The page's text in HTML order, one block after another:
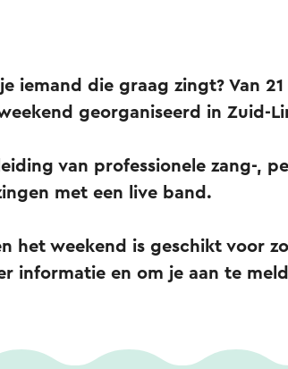
iemand die graag zingt? Van
georganiseerd in Zuid-
van professionele zang-,
met een live band.
het weekend is geschikt voor
informatie en om je aan te